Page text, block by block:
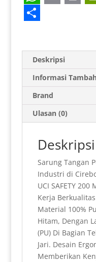
W
h
a
A
p
p
a
i
l
i
n
t
i
t
F
r
i
e
n
d
l
y
h
e
Deskripsi
Informasi
Brand
Ulasan (0)
Deskripsi
Sarung Tangan
Industri di
UCI SAFETY
Kerja
Material 100%
Hitam, Dengan
(PU) Di Bagian
Jari. Desain
Memberikan